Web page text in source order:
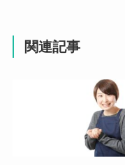
関連記事